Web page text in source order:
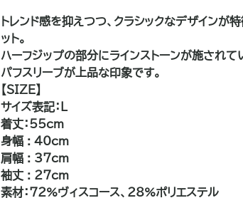
トレンド感を抑えつつ、クラシックなデザインが
ット。
ハーフジップの部分にラインストーンが施されて
パフスリーブが上品な印象です。
【SIZE】
サイズ表記：L
着丈：55cm
身幅 : 40cm
肩幅 : 37cm
袖丈 : 27cm
素材：72%ヴィスコース、28%ポリエステル